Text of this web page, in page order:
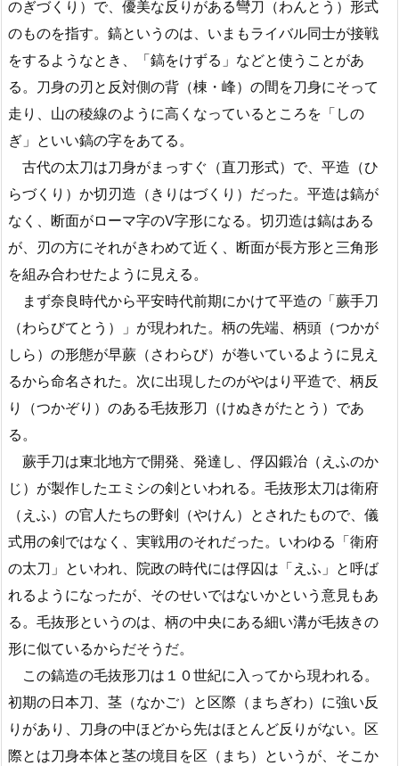
のぎづくり）で、優美な反りがある彎刀（わんとう）形式
のものを指す。鎬というのは、いまもライバル同士が接戦
をするようなとき、「鎬をけずる」などと使うことがあ
る。刀身の刃と反対側の背（棟・峰）の間を刀身にそって
走り、山の稜線のように高くなっているところを「しの
ぎ」といい鎬の字をあてる。
古代の太刀は刀身がまっすぐ（直刀形式）で、平造（ひ
らづくり）か切刃造（きりはづくり）だった。平造は鎬が
なく、断面がローマ字のV字形になる。切刃造は鎬はある
が、刃の方にそれがきわめて近く、断面が長方形と三角形
を組み合わせたように見える。
まず奈良時代から平安時代前期にかけて平造の「蕨手刀
（わらびてとう）」が現われた。柄の先端、柄頭（つかが
しら）の形態が早蕨（さわらび）が巻いているように見え
るから命名された。次に出現したのがやはり平造で、柄反
り（つかぞり）のある毛抜形刀（けぬきがたとう）であ
る。
蕨手刀は東北地方で開発、発達し、俘囚鍛冶（えふのか
じ）が製作したエミシの剣といわれる。毛抜形太刀は衛府
（えふ）の官人たちの野剣（やけん）とされたもので、儀
式用の剣ではなく、実戦用のそれだった。いわゆる「衛府
の太刀」といわれ、院政の時代には俘囚は「えふ」と呼ば
れるようになったが、そのせいではないかという意見もあ
る。毛抜形というのは、柄の中央にある細い溝が毛抜きの
形に似ているからだそうだ。
この鎬造の毛抜形刀は１０世紀に入ってから現われる。
初期の日本刀、茎（なかご）と区際（まちぎわ）に強い反
りがあり、刀身の中ほどから先はほとんど反りがない。区
際とは刀身本体と茎の境目を区（まち）というが、そこか